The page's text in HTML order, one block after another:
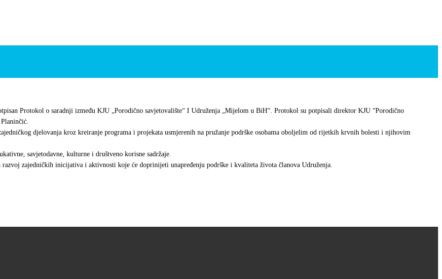
Protokol o saradnji između KJU „Porodično savjetovalište“ I Udruženja „Mijelom u BiH“. Protokol su potpisali direktor KJU “Porodično
djelovanja kroz kreiranje programa i projekata usmjerenih na pružanje podrške osobama oboljelim od rijetkih krvnih bolesti i njihovim
savjetodavne, kulturne i društveno korisne sadržaje.
zajedničkih inicijativa i aktivnosti koje će doprinijeti unapređenju podrške i kvaliteta života članova Udruženja.